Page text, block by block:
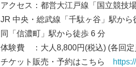
アクセス：都営大江戸線「国立競技
JR 中央・総武線「千駄ヶ谷」駅から
同「信濃町」駅から徒歩 6 分
体験費 ：大人8,800円(税込) (各回定
チケット販売・予約はこちら